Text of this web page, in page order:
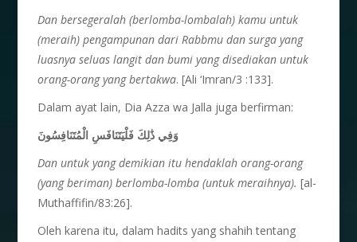
Dan bersegeralah (berlomba-lombalah) kamu untuk
(meraih) pengampunan dari Rabbmu dan surga yang
luasnya seluas langit dan bumi yang disediakan untuk
orang-orang yang bertakwa. [Ali ‘Imran/3 :133].
Dalam ayat lain, Dia Azza wa Jalla juga berfirman:
وَفِي ذَٰلِكَ فَلْيَتَنَافَسِ الْمُتَنَافِسُونَ
Dan untuk yang demikian itu hendaklah orang-orang
(yang beriman) berlomba-lomba (untuk meraihnya). [al-
Muthaffifin/83:26].
Oleh karena itu, dalam hadits yang shahih tentang